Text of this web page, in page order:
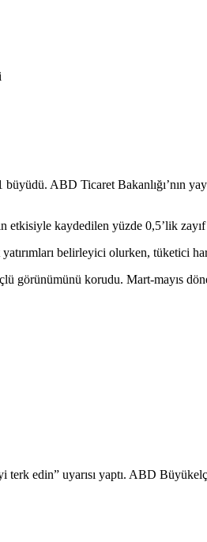
ABD Ticaret Bakanlığı’nın
kaydedilen yüzde 0,5’lik
belirleyici olurken, tüketici
görünümünü korudu. Mart-mayıs
edin” uyarısı yaptı. ABD